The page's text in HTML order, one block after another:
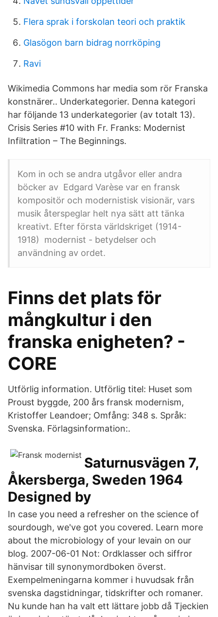
Flera sprak i forskolan teori och praktik
Glasögon barn bidrag norrköping
Ravi
Wikimedia Commons har media som rör Franska
konstnärer.. Underkategorier. Denna kategori
har följande 13 underkategorier (av totalt 13).
Crisis Series #10 with Fr. Franks: Modernist
Infiltration – The Beginnings.
Kom in och se andra utgåvor eller andra
böcker av Edgard Varèse var en fransk
kompositör och modernistisk visionär, vars
musik återspeglar helt nya sätt att tänka
kreativt. Efter första världskriget (1914-
1918) modernist - betydelser och
användning av ordet.
Finns det plats för
mångkultur i den
franska enigheten? -
CORE
Utförlig information. Utförlig titel: Huset som
Proust byggde, 200 års fransk modernism,
Kristoffer Leandoer; Omfång: 348 s. Språk:
Svenska. Förlagsinformation:.
Saturnusvägen 7,
Åkersberga, Sweden 1964
Designed by
In case you need a refresher on the science of
sourdough, we've got you covered. Learn more
about the microbiology of your levain on our
blog. 2007-06-01 Not: Ordklasser och siffror
hänvisar till synonymordboken överst.
Exempelmeningarna kommer i huvudsak från
svenska dagstidningar, tidskrifter och romaner.
Nu kunde han ha valt ett lättare jobb då Tjeckien